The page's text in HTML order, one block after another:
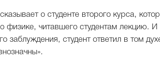
о студенте второго курса,
физике, читавшего студентам лекцию. И
заблуждения, студент ответил в том